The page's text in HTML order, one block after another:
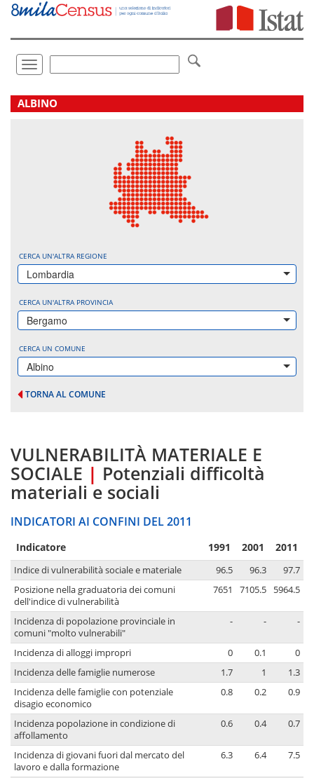
Vai
direttamente
Toggle
navigation
.
ALBINO
CERCA UN'ALTRA REGIONE
Lombardia
CERCA UN'ALTRA PROVINCIA
Bergamo
CERCA UN COMUNE
Albino
TORNA AL COMUNE
VULNERABILITÀ MATERIALE E
SOCIALE | Potenziali difficoltà
materiali e sociali
INDICATORI AI CONFINI DEL 2011
Indicatore 1991 2001 2011
Indice di vulnerabilità sociale e materiale 96.5 96.3
97.7
Posizione nella graduatoria dei comuni
dell'indice di vulnerabilità
7651 7105.5 5964.5
Incidenza di popolazione provinciale in
comuni "molto vulnerabili"
- - -
Incidenza di alloggi impropri 0 0.1
0
Incidenza delle famiglie numerose
1.7 1
1.3
Incidenza delle famiglie con potenziale
disagio economico
0.8 0.2 0.9
Incidenza popolazione in condizione di
affollamento
0.6 0.4 0.7
Incidenza di giovani fuori dal mercato del
lavoro e dalla formazione
6.3 6.4 7.5